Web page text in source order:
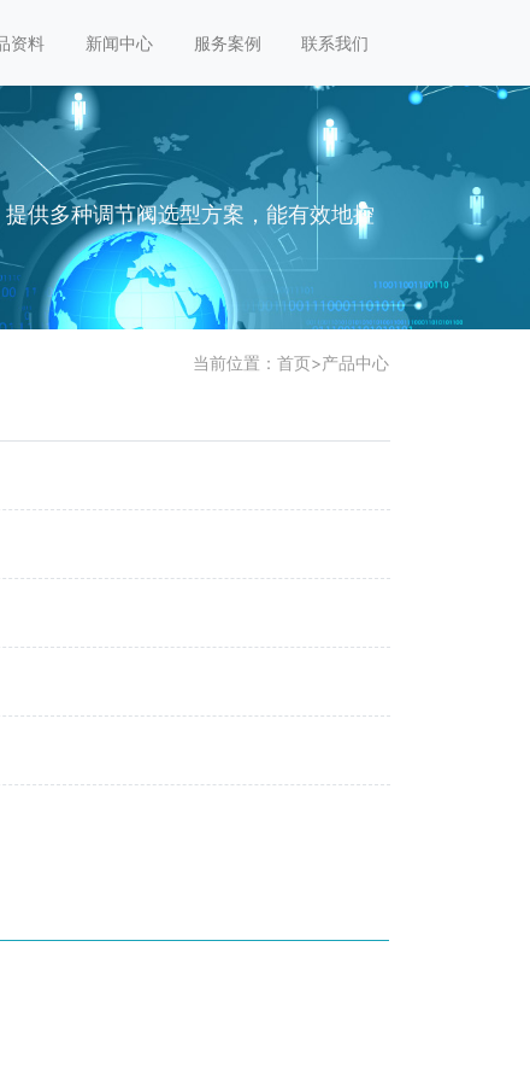
资料 新闻中心 服务案例 联系我们
供多种调节阀选型方案，能有效地控
当前位置： 首页>产品中心